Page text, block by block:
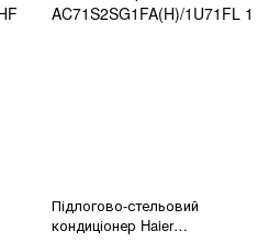
Підлогово-стельовий
кондиціонер Haier